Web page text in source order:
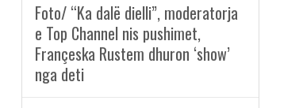
Foto/ “Ka dalë dielli”, moderatorja
e Top Channel nis pushimet,
Françeska Rustem dhuron ‘show’
nga deti